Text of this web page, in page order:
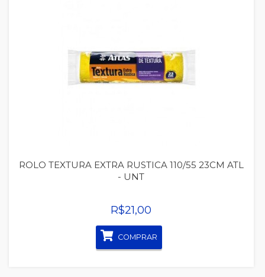
Quickview
ROLO TEXTURA EXTRA RUSTICA 110/55 23CM ATL
- UNT
R$21,00
COMPRAR